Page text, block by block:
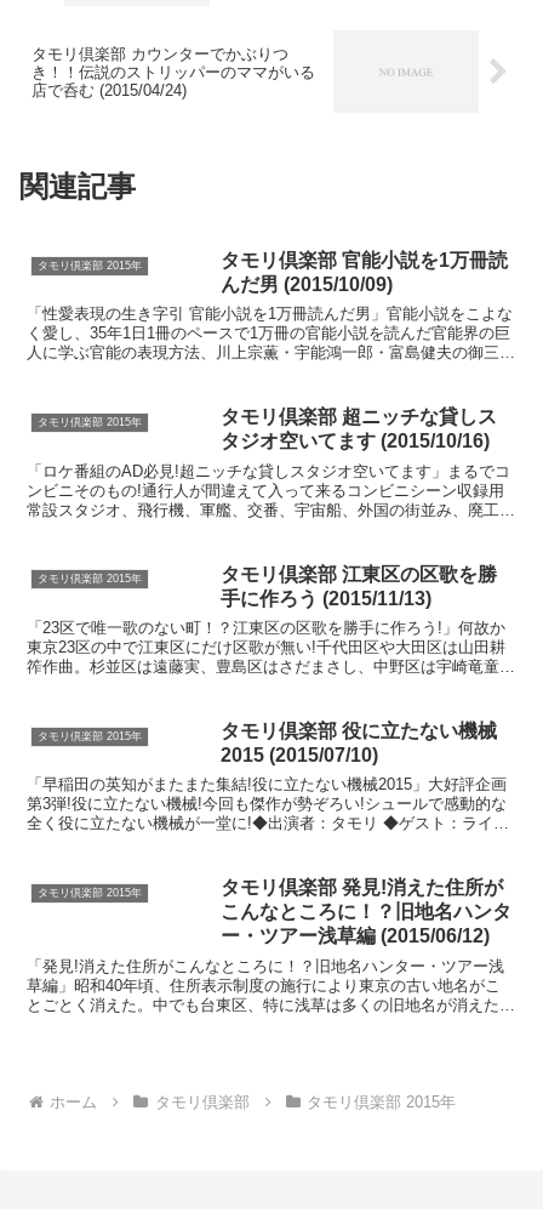
タモリ倶楽部 カウンターでかぶりつ
き！！伝説のストリッパーのママがいる
店で呑む (2015/04/24)
関連記事
タモリ倶楽部 2015年
タモリ倶楽部 官能小説を1万冊読
んだ男 (2015/10/09)
「性愛表現の生き字引 官能小説を1万冊読んだ男」官能小説をこよな
く愛し、35年1日1冊のペースで1万冊の官能小説を読んだ官能界の巨
人に学ぶ官能の表現方法、川上宗薫・宇能鴻一郎・富島健夫の御三
タモリ倶楽部 2015年
タモリ倶楽部 超ニッチな貸しス
タジオ空いてます (2015/10/16)
「ロケ番組のAD必見!超ニッチな貸しスタジオ空いてます」まるでコ
ンビニそのもの!通行人が間違えて入って来るコンビニシーン収録用
常設スタジオ、飛行機、軍艦、交番、宇宙船、外国の街並み、廃工場
タモリ倶楽部 2015年
タモリ倶楽部 江東区の区歌を勝
手に作ろう (2015/11/13)
「23区で唯一歌のない町！？江東区の区歌を勝手に作ろう!」何故か
東京23区の中で江東区にだけ区歌が無い!千代田区や大田区は山田耕
筰作曲。杉並区は遠藤実、豊島区はさだまさし、中野区は宇崎竜童、
タモリ倶楽部 2015年
タモリ倶楽部 役に立たない機械
2015 (2015/07/10)
「早稲田の英知がまたまた集結!役に立たない機械2015」大好評企画
第3弾!役に立たない機械!今回も傑作が勢ぞろい!シュールで感動的な
全く役に立たない機械が一堂に!◆出演者：タモリ ◆ゲスト：ライセ
タモリ倶楽部 2015年
タモリ倶楽部 発見!消えた住所が
こんなところに！？旧地名ハンタ
ー・ツアー浅草編 (2015/06/12)
「発見!消えた住所がこんなところに！？旧地名ハンター・ツアー浅
草編」昭和40年頃、住所表示制度の施行により東京の古い地名がこ
とごとく消えた。中でも台東区、特に浅草は多くの旧地名が消えた。
ホーム タモリ倶楽部 タモリ倶楽部 2015年